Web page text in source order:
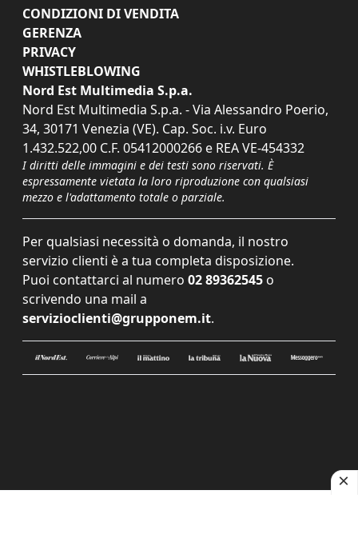
CONDIZIONI DI VENDITA
GERENZA
PRIVACY
WHISTLEBLOWING
Nord Est Multimedia S.p.a.
Nord Est Multimedia S.p.a. - Via Alessandro Poerio,
34, 30171 Venezia (VE). Cap. Soc. i.v. Euro
1.432.522,00 C.F. 05412000266 e REA VE-454332
I diritti delle immagini e dei testi sono riservati. È
espressamente vietata la loro riproduzione con qualsiasi
mezzo e l'adattamento totale o parziale.
Per qualsiasi necessità o domanda, il nostro
servizio clienti è a tua completa disposizione.
Puoi contattarci al numero 02 89362545 o
scrivendo una mail a
servizioclienti@grupponem.it.